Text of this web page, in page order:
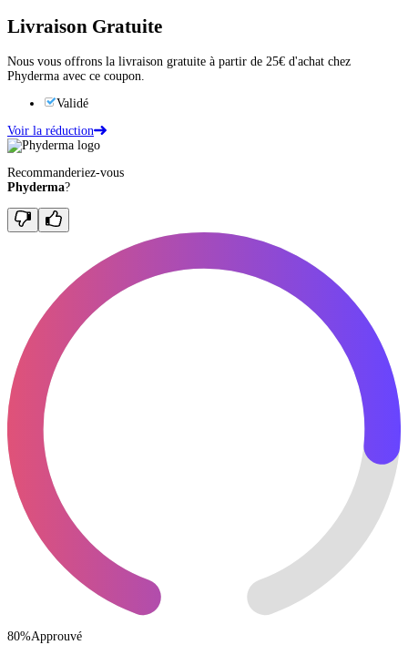
Livraison Gratuite
Nous vous offrons la livraison gratuite à partir de 25€ d'achat chez
Phyderma avec ce coupon.
Validé
Voir la réduction
Recommanderiez-vous
Phyderma?
80%Approuvé